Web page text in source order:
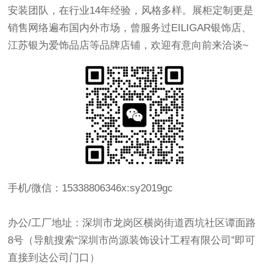
安装团队，在行业14年经验，风格多样。展柜定制更是
销售网络遍布国内外市场，曾服务过EILIGAR银饰店、
江苏银为爱饰品店等品牌店铺，欢迎有意向前来洽谈~
手机/微信：15338806346 x:sy2019gc
办公/工厂地址：深圳市龙岗区横岗街道西坑社区谭面路
8号（导航搜索“深圳市尚源装饰设计工程有限公司”即可
直接到达公司门口）